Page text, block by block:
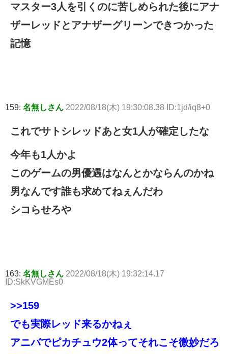
マスター3人を引くのに苦しめられた後にアナ
ザーレッドとアナザーグリーンできつかった
記憶
159: 名無しさん 2022/08/18(木) 19:30:08.38 ID:1jd/iq8+0
これでサトシレッドあと女1人が確定したな
今年も1人かよ
このゲームの男優遇はなんとかならんのかね
男なんです誰も求めてねぇんだわ
シコらせろや
163: 名無しさん 2022/08/18(木) 19:32:14.17
ID:SkKVGMEs0
>>159
でも実際レッド来るかねぇ
アニバでピカチュウ2体ってそれこそ微妙だろ